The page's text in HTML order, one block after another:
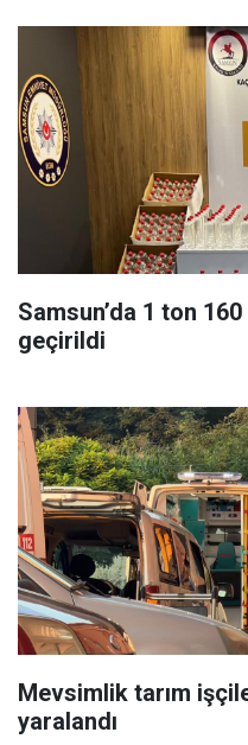
Samsun’da 1 ton
geçirildi
Mevsimlik tarım
yaralandı